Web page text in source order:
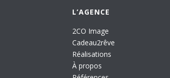
L’AGENCE
2CO Image
Cadeau2rêve
Réalisations
À propos